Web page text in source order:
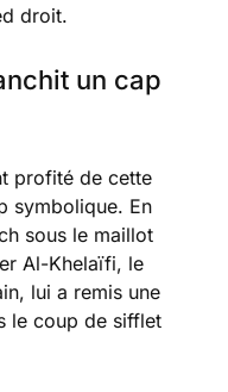
droit.
un cap
profité de cette
symbolique. En
sous le maillot
Al-Khelaïfi, le
lui a remis une
le coup de sifflet